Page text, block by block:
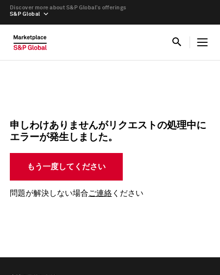
S&P Global
Discover more about S&P Global’s offerings
申しわけありませんがリクエストの処理中に
エラーが発生しました。
もう一度してください
問題が解決しない場合ご連絡 ください